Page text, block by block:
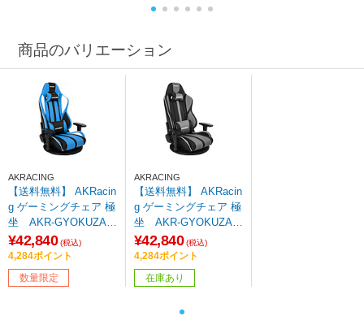
商品のバリエーション
AKRACING
【送料無料】 AKRacin
g ゲーミングチェア 極
坐 AKR-GYOKUZA/V
2-BLUE(ブルー)【ゲー
ミングチェアー】 【s
of001】
¥42,840 (税込)
4,284ポイント
数量限定
AKRACING
【送料無料】 AKRacin
g ゲーミングチェア 極
坐 AKR-GYOKUZA/V
2-GREY(グレイ)【ゲー
ミングチェアー】
¥42,840 (税込)
4,284ポイント
在庫あり